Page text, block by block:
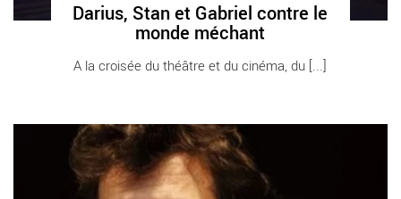
Darius, Stan et Gabriel contre le
monde méchant
A la croisée du théâtre et du cinéma, du [...]
Le Pari - Critique sortie Théâtre Vélizy-Villacoublay